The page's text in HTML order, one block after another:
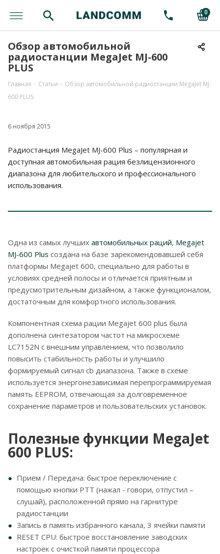
0
Обзор автомобильной
радиостанции MegaJet MJ-600
PLUS
Главная - Статьи - Обзор автомобильной радиостанции MegaJet MJ-
600 PLUS
6 ноября 2015
Радиостанция MegaJet MJ-600 Plus – популярная и
доступная автомобильная рация безлицензионного
диапазона для любительского и профессионального
использования.
Одна из самых лучших автомобильных раций, Megajet
MJ-600 Plus создана на базе зарекомендовавшей себя
платформы Megajet 600, специально для работы в
условиях средней полосы и отличается приятным и
предусмотрительным дизайном, а также функционалом,
достаточным для комфортного использования.
Компонентная схема рации Megajet 600 plus была
дополнена синтезатором частот на микросхеме
LC7152N с внешним управлением, что позволило
повысить стабильность работы и улучшило
формируемый сигнал cb диапазона. Также в схеме
используется энергонезависимая перепрограммируемая
память EEPROM, отвечающая за долговременное
сохранение параметров и пользовательских установок.
Полезные функции MegaJet
600 PLUS:
Приём / Передача: быстрое переключение с
помощью кнопки PTT (нажал - говори, отпустил –
слушай), расположенной прямо на гарнитуре
радиостанции
Запись в память избранного канала, 3 ячейки памяти
RESET CPU: быстрое восстановление заводских
настроек с очисткой памяти процессора